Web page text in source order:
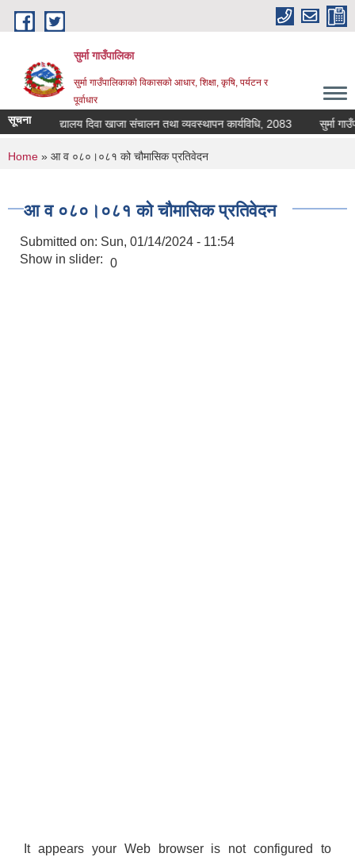
Skip to main content
सुर्मा गाउँपालिका
सुर्मा गाउँपालिकाकाे विकासकाे आधार, शिक्षा, कृषि, पर्यटन र
पूर्वाधार
सूचना विद्यालय दिवा खाजा संचालन तथा व्यवस्थापन कार्यविधि, 2083
You are here
Home » आ व ०८०।०८१ को चौमासिक प्रतिवेदन
आ व ०८०।०८१ को चौमासिक प्रतिवेदन
Submitted on: Sun, 01/14/2024 - 11:54
Show in slider: 0
It appears your Web browser is not configured to